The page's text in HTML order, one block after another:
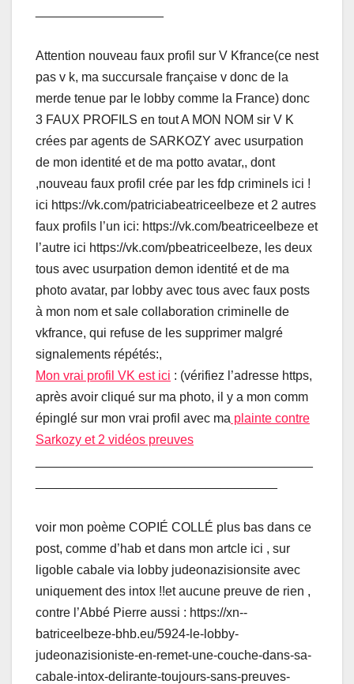
Attention nouveau faux profil sur V Kfrance(ce nest
pas v k, ma succursale française v donc de la
merde tenue par le lobby comme la France) donc
3 FAUX PROFILS en tout A MON NOM sir V K
crées par agents de SARKOZY avec usurpation
de mon identité et de ma potto avatar,, dont
,nouveau faux profil crée par les fdp criminels ici !
ici https://vk.com/patriciabeatriceelbeze et 2 autres
faux profils l’un ici: https://vk.com/beatriceelbeze et
l’autre ici https://vk.com/pbeatriceelbeze, les deux
tous avec usurpation demon identité et de ma
photo avatar, par lobby avec tous avec faux posts
à mon nom et sale collaboration criminelle de
vkfrance, qui refuse de les supprimer malgré
signalements répétés:,
Mon vrai profil VK est ici : (vérifiez l’adresse https,
après avoir cliqué sur ma photo, il y a mon comm
épinglé sur mon vrai profil avec ma plainte contre
Sarkozy et 2 vidéos preuves
voir mon poème COPIÉ COLLÉ plus bas dans ce
post, comme d’hab et dans mon artcle ici , sur
ligoble cabale via lobby judeonazisionsite avec
uniquement des intox !!et aucune preuve de rien ,
contre l’Abbé Pierre aussi : https://xn--
batriceelbeze-bhb.eu/5924-le-lobby-
judeonazisioniste-en-remet-une-couche-dans-sa-
cabale-intox-delirante-toujours-sans-preuves-